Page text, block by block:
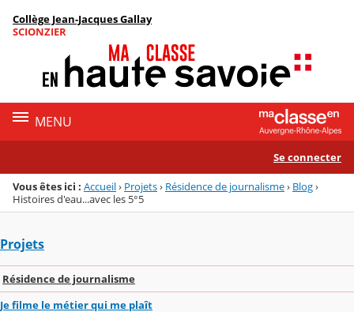
Menu de la rubrique
Contenu
Collège Jean-Jacques Gallay
SCIONZIER
MENU
Se connecter
Vous êtes ici : Accueil› Projets› Résidence de journalisme› Blog›
Histoires d'eau...avec les 5°5
Projets
Résidence de journalisme
Je filme le métier qui me plaît